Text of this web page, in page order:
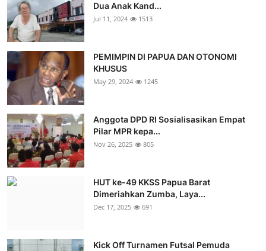
Dua Anak Kand...
Jul 11, 2024 1513
PEMIMPIN DI PAPUA DAN OTONOMI
KHUSUS
May 29, 2024 1245
Anggota DPD RI Sosialisasikan Empat
Pilar MPR kepa...
Nov 26, 2025 805
HUT ke-49 KKSS Papua Barat
Dimeriahkan Zumba, Laya...
Dec 17, 2025 691
Kick Off Turnamen Futsal Pemuda